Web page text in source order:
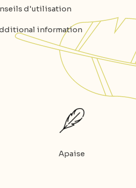
d'utilisation
information
Apaise